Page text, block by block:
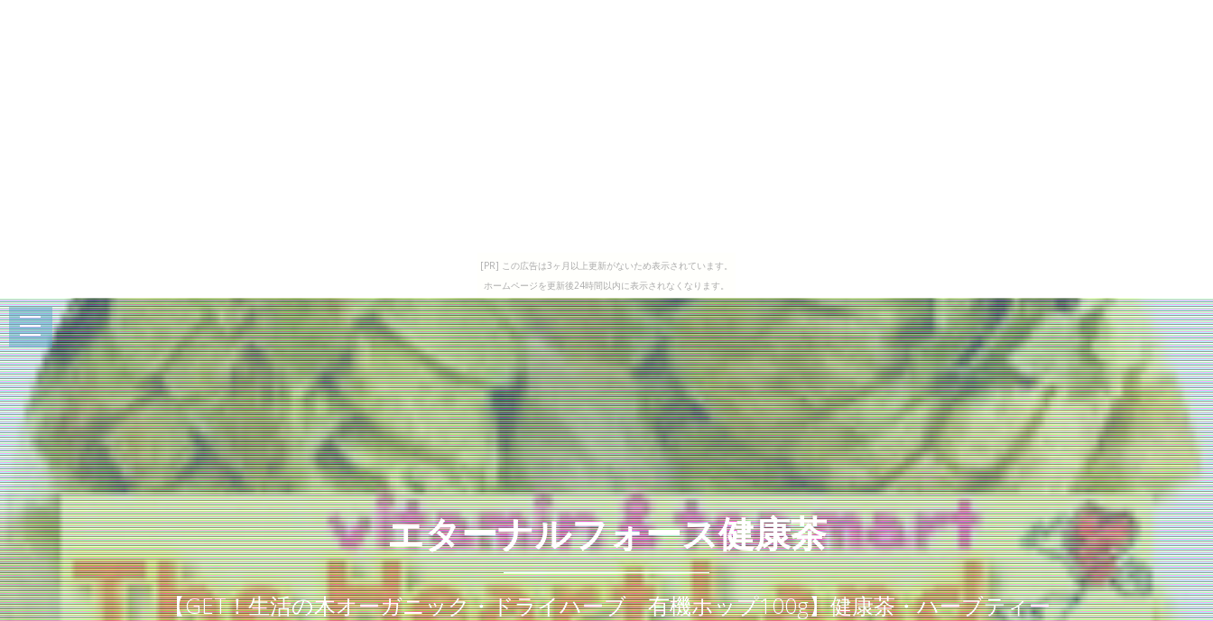
[PR] この広告は3ヶ月以上更新がないため表示されています。
ホームページを更新後24時間以内に表示されなくなります。
エターナルフォース健康茶
【GET！生活の木オーガニック・ドライハーブ 有機ホップ100g】健康茶・ハーブティー